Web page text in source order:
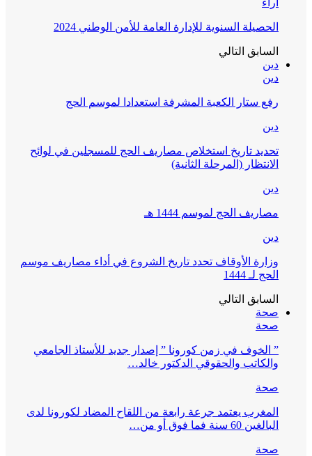
آراء
الحصيلة السنوية للإدارة العامة للأمن الوطني 2024
السابق التالي
دين
دين
رفع ستار الكعبة المشرفة استعدادا لموسم الحج
دين
تحديد تاريخ استخلاص مصاريف الحج للمسجلين في لوائح
الانتظار (المرحلة الثانية)
دين
مصاريف الحج لموسم 1444 هـ
دين
وزارة الأوقاف تحدد تاريخ الشروع في أداء مصاريف موسم
الحج لـ 1444
السابق التالي
صحة
صحة
” الخوف في زمن كورونا ” إصدار جديد للأستاذ الجامعي
والكاتب والحقوقي الدكتور خالد…
صحة
المغرب يعتمد جرعة رابعة من اللقاح المضاد لكورونا لدى
البالغين 60 سنة فما فوق أو من…
صحة